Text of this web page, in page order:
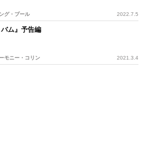
グ・プール 2022.7.5
ム』予告編
モニー・コリン 2021.3.4